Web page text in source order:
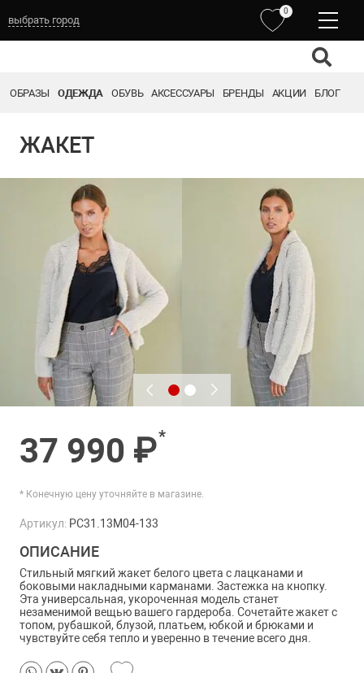
выбрать город
0
ОБРАЗЫ ОДЕЖДА ОБУВЬ АКСЕССУАРЫ БРЕНДЫ АКЦИИ БЛОГ
ЖАКЕТ
37 990 ₽*
* Конечную цену уточняйте в магазине.
Артикул: PC31.13M04-133
ОПИСАНИЕ
Стильный мягкий жакет белого цвета с лацканами и
боковыми накладными карманами. Застежка на кнопку.
Эта универсальная, укороченная модель станет
незаменимой вещью вашего гардероба. Сочетайте жакет с
топом, рубашкой, блузой, платьем, юбкой и брюками и
чувствуйте себя тепло и уверенно в течение всего дня.